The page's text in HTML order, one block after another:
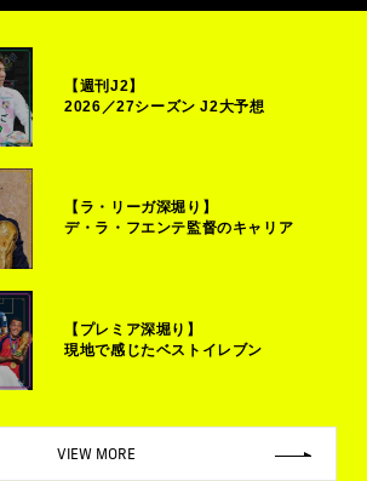
【週刊J2】
2026／27シーズン J2大予想
【ラ・リーガ深堀り】
デ・ラ・フエンテ監督のキャリア
【プレミア深堀り】
現地で感じたベストイレブン
VIEW MORE